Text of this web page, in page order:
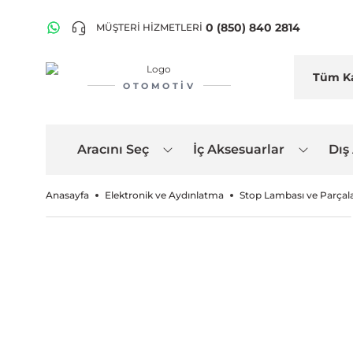
MÜŞTERİ HİZMETLERİ 0 (850) 840 2814
OTOMOTIV
Aracını Seç İç Aksesuarlar
Anasayfa Elektronik ve Aydınlatma Stop Lambası ve